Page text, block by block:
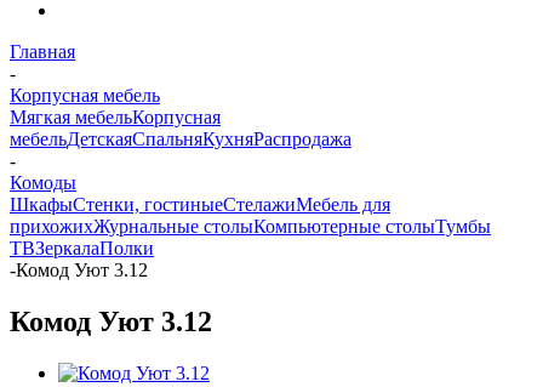
Главная
-
Корпусная мебель
Мягкая мебельКорпусная
мебельДетскаяСпальняКухняРаспродажа
-
Комоды
ШкафыСтенки, гостиныеСтелажиМебель для
прихожихЖурнальные столыКомпьютерные столыТумбы
ТВЗеркалаПолки
-Комод Уют 3.12
Комод Уют 3.12